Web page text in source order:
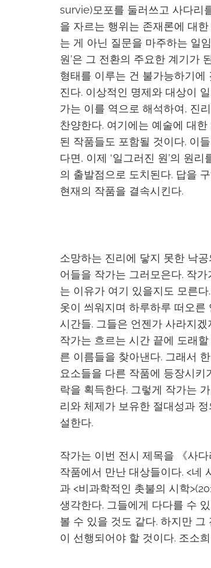
survie)모포를 둘러쓰고 사다리
을 자르는 행위는 존재론에 대
는 게 아닌 질문을 마주하는 일
원’은 그 전환의 주요한 계기가
형태를 이루는 건 불가능하기에
진다. 이상적인 명제와 대상이
가는 이를 역으로 해석하여, 진
찬양한다. 여기에는 예술에 대
된 작품들도 포함될 것이다. 이
다면, 이제 ‘일그러진 원’의 원
의 출발점으로 도치된다. 답을
현재의 작품을 결속시킨다.
소망하는 진리에 닿지 못한 낙
어들을 작가는 그러모은다. 작
는 이유가 여기 있을지도 모른
옷이 씌워지며 하루하루 떠오
시간들. 그들은 언젠가 사라지
작가는 흐르는 시간 끝에 도래
른 이름들을 찾아낸다. 그래서
요소들을 다른 작품에 등장시
락을 획득한다. 그렇게 작가는
리와 체제가 보유한 절대성과
설한다.
작가는 이번 전시 제목을 《사
작품에서 만난 대상들이다. <네
과 <비과학적인 촛불의 시학
생각한다. 그들에게 다다를 수
볼 수 있을 것도 같다. 하지만
이 선행되어야 할 것이다. 조소